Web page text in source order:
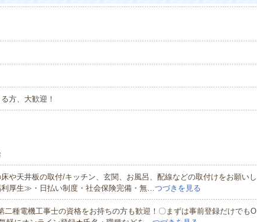
方、大歓迎！
や天井板の取付/キッチン、玄関、お風呂、配線などの取付けをお願いし
厚生≫・日払い制度・社会保険完備・無…つづきを見る
種電機工事士の資格をお持ちの方も歓迎！〇まずは事前登録だけでもO